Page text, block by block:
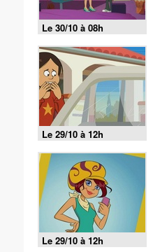
Le 30/10 à 08h
Le 29/10 à 12h
Le 29/10 à 12h